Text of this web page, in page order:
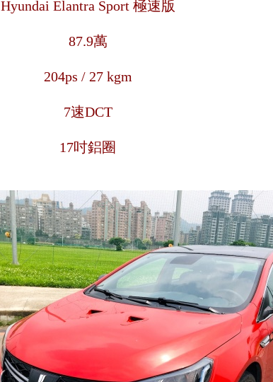
Hyundai Elantra Sport 極速版
87.9萬
204ps / 27 kgm
7速DCT
17吋鋁圈